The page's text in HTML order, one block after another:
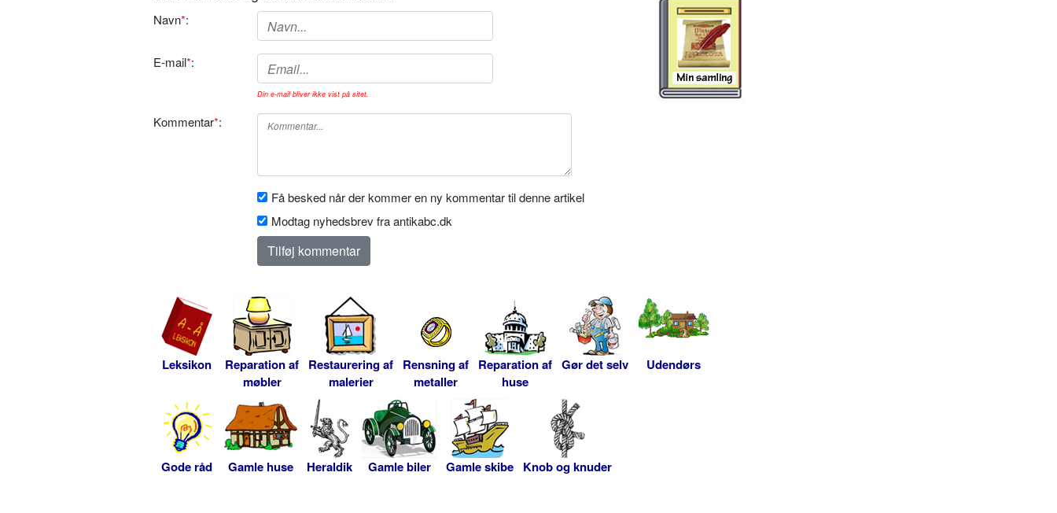
Navn*:
E-mail*:
Din e-mail bliver ikke vist på sitet.
Kommentar*:
Få besked når der kommer en ny kommentar til denne artikel
Modtag nyhedsbrev fra antikabc.dk
Leksikon
Reparation af
møbler
Restaurering af
malerier
Rensning af
metaller
Reparation af
huse
Gør det selv Udendørs
Gode råd Gamle huse Heraldik Gamle biler Gamle skibe Knob og knuder